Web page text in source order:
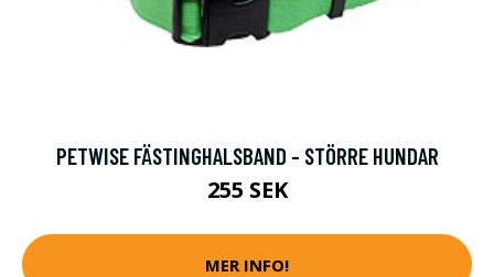
PETWISE FÄSTINGHALSBAND - STÖRRE HUNDAR
255 SEK
MER INFO!